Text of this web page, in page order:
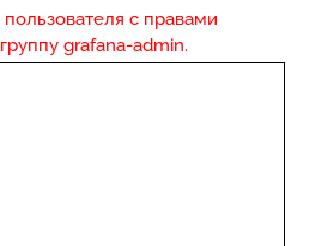
с правами
grafana-admin.